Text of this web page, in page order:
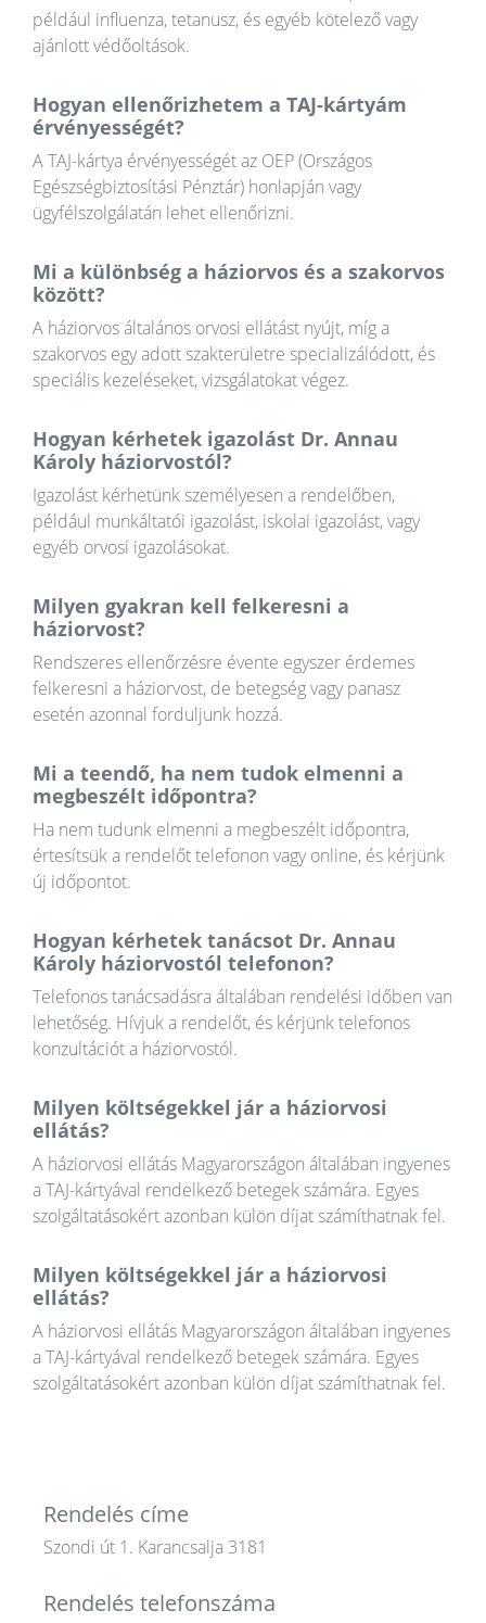
például influenza, tetanusz, és egyéb kötelező vagy
ajánlott védőoltások.
Hogyan ellenőrizhetem a TAJ-kártyám
érvényességét?
A TAJ-kártya érvényességét az OEP (Országos
Egészségbiztosítási Pénztár) honlapján vagy
ügyfélszolgálatán lehet ellenőrizni.
Mi a különbség a háziorvos és a szakorvos
között?
A háziorvos általános orvosi ellátást nyújt, míg a
szakorvos egy adott szakterületre specializálódott, és
speciális kezeléseket, vizsgálatokat végez.
Hogyan kérhetek igazolást Dr. Annau
Károly háziorvostól?
Igazolást kérhetünk személyesen a rendelőben,
például munkáltatói igazolást, iskolai igazolást, vagy
egyéb orvosi igazolásokat.
Milyen gyakran kell felkeresni a
háziorvost?
Rendszeres ellenőrzésre évente egyszer érdemes
felkeresni a háziorvost, de betegség vagy panasz
esetén azonnal forduljunk hozzá.
Mi a teendő, ha nem tudok elmenni a
megbeszélt időpontra?
Ha nem tudunk elmenni a megbeszélt időpontra,
értesítsük a rendelőt telefonon vagy online, és kérjünk
új időpontot.
Hogyan kérhetek tanácsot Dr. Annau
Károly háziorvostól telefonon?
Telefonos tanácsadásra általában rendelési időben van
lehetőség. Hívjuk a rendelőt, és kérjünk telefonos
konzultációt a háziorvostól.
Milyen költségekkel jár a háziorvosi
ellátás?
A háziorvosi ellátás Magyarországon általában ingyenes
a TAJ-kártyával rendelkező betegek számára. Egyes
szolgáltatásokért azonban külön díjat számíthatnak fel.
Milyen költségekkel jár a háziorvosi
ellátás?
A háziorvosi ellátás Magyarországon általában ingyenes
a TAJ-kártyával rendelkező betegek számára. Egyes
szolgáltatásokért azonban külön díjat számíthatnak fel.
Rendelés címe
Szondi út 1. Karancsalja 3181
Rendelés telefonszáma